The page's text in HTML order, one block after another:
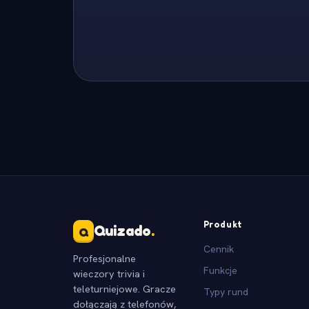
Q Quizado.
Profesjonalne
wieczory trivia i
teleturniejowe. Gracze
dołączają z telefonów,
Produkt
Cennik
Funkcje
Typy rund